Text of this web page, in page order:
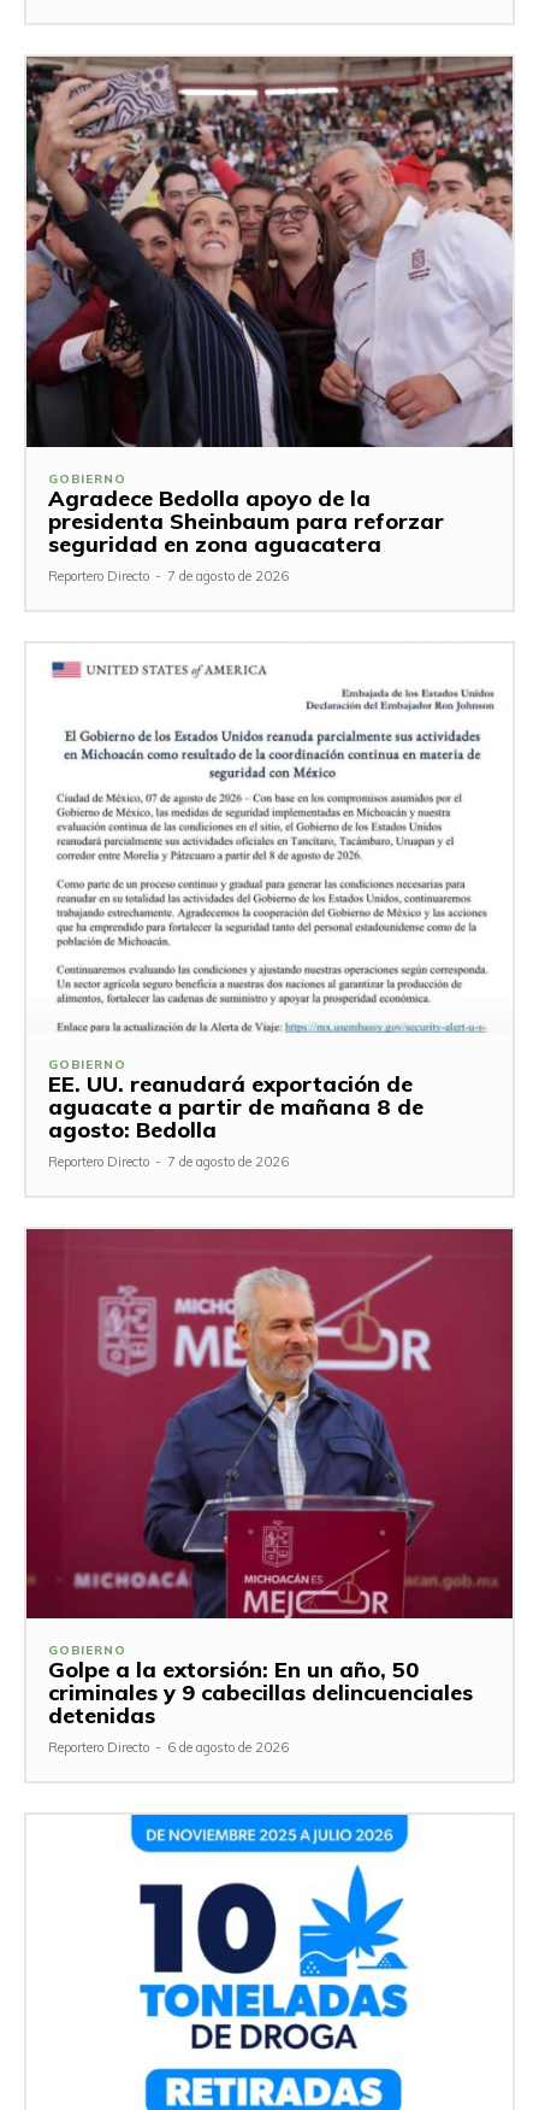
GOBIERNO
Agradece Bedolla apoyo de la
presidenta Sheinbaum para reforzar
seguridad en zona aguacatera
Reportero Directo - 7 de agosto de 2026
GOBIERNO
EE. UU. reanudará exportación de
aguacate a partir de mañana 8 de
agosto: Bedolla
Reportero Directo - 7 de agosto de 2026
GOBIERNO
Golpe a la extorsión: En un año, 50
criminales y 9 cabecillas delincuenciales
detenidas
Reportero Directo - 6 de agosto de 2026